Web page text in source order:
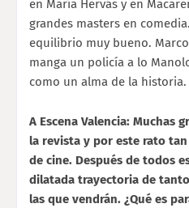
en María Hervás y en
grandes masters en
equilibrio muy bueno. Marco
manga un policía a lo
como un alma de la historia.
A Escena Valencia: Muchas
la revista y por este rato
de cine. Después de todos
dilatada trayectoria de
las que vendrán. ¿Qué es